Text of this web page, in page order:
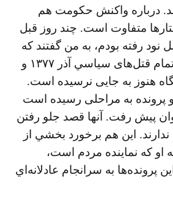
درباره واكنش حكومت هم
متفاوت است. چند روز قبل
رفته بودم، به من گفتند كه
متاسفانه پرونده ناتمام قتل‌های سياسي آذر ۱۳۷۷ و
هنوز به جايی نرسيده است.
پرونده به مراحلی رسيده است
پيش رفت. آنها قصد جلو رفتن
ندارند. اين هم برخورد بخشي از
او که نماينده مردم است،
پرونده‌ها به سرانجام عادلانه‌اي